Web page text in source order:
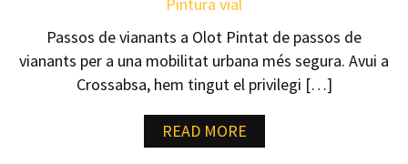
Passos de vianants a Olot Pintat de passos de
vianants per a una mobilitat urbana més segura. Avui a
Crossabsa, hem tingut el privilegi […]
READ MORE